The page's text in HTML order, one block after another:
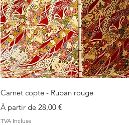
Aperçu rapide
Carnet copte - Ruban rouge
À partir de 28,00 €
Prix promotionnel
TVA Incluse